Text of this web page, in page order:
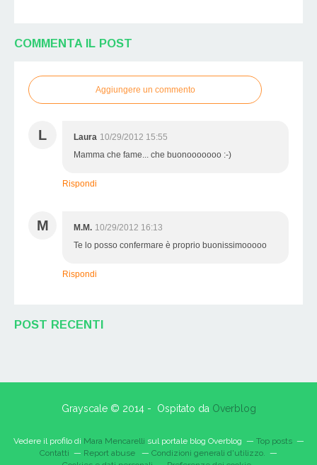
COMMENTA IL POST
Aggiungere un commento
L Laura 10/29/2012 15:55
Mamma che fame... che buonooooooo :-)
Rispondi
M M.M. 10/29/2012 16:13
Te lo posso confermare è proprio buonissimooooo
Rispondi
POST RECENTI
Grayscale © 2014 - Ospitato da Overblog
Vedere il profilo di Mara Mencarelli sul portale blog Overblog
Top posts
Contatti
Report abuse
Condizioni generali d'utilizzo.